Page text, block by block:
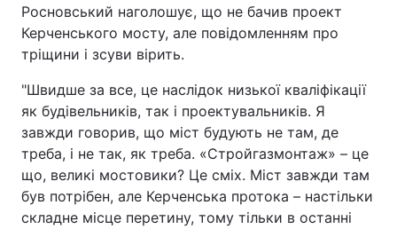
Росновський наголошує, що не бачив проект
Керченського мосту, але повідомленням про
тріщини і зсуви вірить.
"Швидше за все, це наслідок низької кваліфікації
як будівельників, так і проектувальників. Я
завжди говорив, що міст будують не там, де
треба, і не так, як треба. «Стройгазмонтаж» – це
що, великі мостовики? Це сміх. Міст завжди там
був потрібен, але Керченська протока – настільки
складне місце перетину, тому тільки в останні